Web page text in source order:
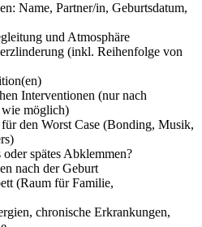
Name, Partner/in, Geburtsdatum,
und Atmosphäre
(inkl. Reihenfolge von
Interventionen (nur nach
wie möglich)
den Worst Case (Bonding, Musik,
spätes Abklemmen?
nach der Geburt
(Raum für Familie,
chronische Erkrankungen,